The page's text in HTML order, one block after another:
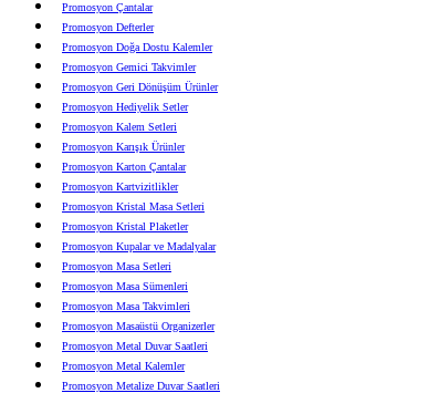
Promosyon Çantalar
Promosyon Defterler
Promosyon Doğa Dostu Kalemler
Promosyon Gemici Takvimler
Promosyon Geri Dönüşüm Ürünler
Promosyon Hediyelik Setler
Promosyon Kalem Setleri
Promosyon Karışık Ürünler
Promosyon Karton Çantalar
Promosyon Kartvizitlikler
Promosyon Kristal Masa Setleri
Promosyon Kristal Plaketler
Promosyon Kupalar ve Madalyalar
Promosyon Masa Setleri
Promosyon Masa Sümenleri
Promosyon Masa Takvimleri
Promosyon Masaüstü Organizerler
Promosyon Metal Duvar Saatleri
Promosyon Metal Kalemler
Promosyon Metalize Duvar Saatleri